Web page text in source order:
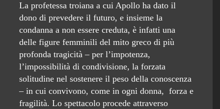
La profetessa troiana a cui Apollo ha dato il
dono di prevedere il futuro, e insieme la
condanna a non essere creduta, è infatti una
delle figure femminili del mito greco di più
profonda tragicità – per l’impotenza,
l’impossibilità di condivisione, la forzata
solitudine nel sostenere il peso della conoscenza
– in cui convivono, come in ogni donna, forza e
fragilità. Lo spettacolo procede attraverso